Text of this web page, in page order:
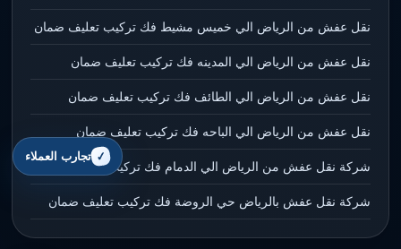
نقل عفش من الرياض الي خميس مشيط فك تركيب تعليف ضمان
نقل عفش من الرياض الي المدينه فك تركيب تعليف ضمان
نقل عفش من الرياض الي الطائف فك تركيب تعليف ضمان
نقل عفش من الرياض الي الباحه فك تركيب تعليف ضمان
شركة نقل عفش من الرياض الي الدمام فك تركيب تعليف ضمان
شركة نقل عفش بالرياض حي الروضة فك تركيب تعليف ضمان
تجارب العملاء